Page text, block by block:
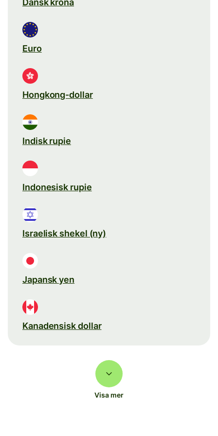
Dansk krona
Euro
Hongkong-dollar
Indisk rupie
Indonesisk rupie
Israelisk shekel (ny)
Japansk yen
Kanadensisk dollar
Visa mer